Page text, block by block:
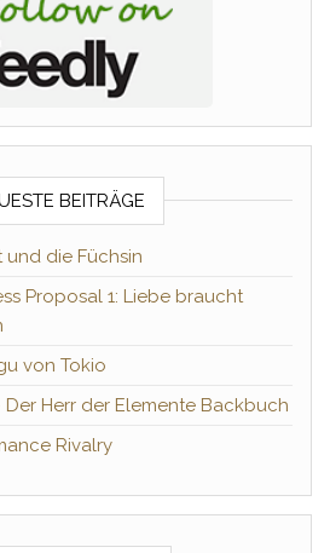
BEITRÄGE
und die Füchsin
Proposal 1: Liebe braucht
von Tokio
Der Herr der Elemente Backbuch
Rivalry